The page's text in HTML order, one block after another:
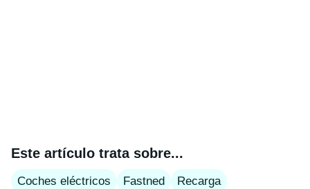
Este artículo trata sobre...
Coches eléctricos Fastned Recarga